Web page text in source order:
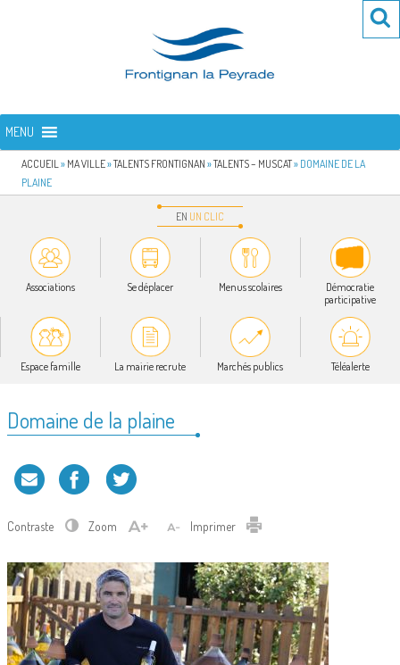
FRONTIGNAN LA PEYRADE
MENU
ACCUEIL » MA VILLE»TALENTS FRONTIGNAN »TALENTS – MUSCAT» DOMAINE DE LA
PLAINE
EN UN CLIC
Associations Se déplacer Menus scolaires
Démocratie
participative
Espace famille La mairie recrute Marchés publics Téléalerte
Domaine de la plaine
Contraste Zoom Imprimer